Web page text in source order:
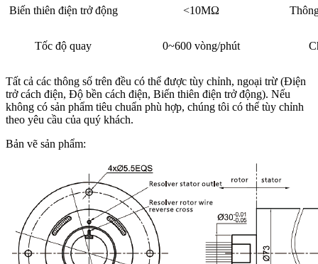
Biến thiên điện trở động <10MΩ
Tốc độ quay 0~600 vòng/phút
Tất cả các thông số trên đều có thể được tùy chỉnh, ngoại trừ (Điện
trở cách điện, Độ bền cách điện, Biến thiên điện trở động). Nếu
không có sản phẩm tiêu chuẩn phù hợp, chúng tôi có thể tùy chỉnh
theo yêu cầu của quý khách.
Bản vẽ sản phẩm: